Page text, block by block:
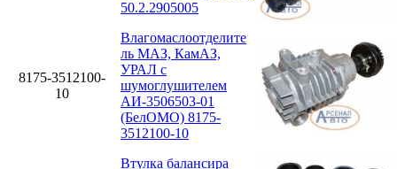
50.2.2905005
8175-3512100-
10
Влагомаслоотделите
ль МАЗ, КамАЗ,
УРАЛ с
шумоглушителем
АИ-3506503-01
(БелОМО) 8175-
3512100-10
Втулка балансира